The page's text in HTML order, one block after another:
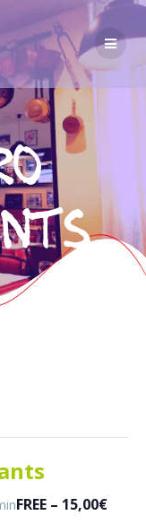
FREE – 15,00€